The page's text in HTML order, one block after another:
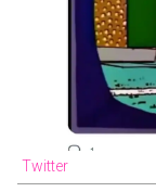
Twitter